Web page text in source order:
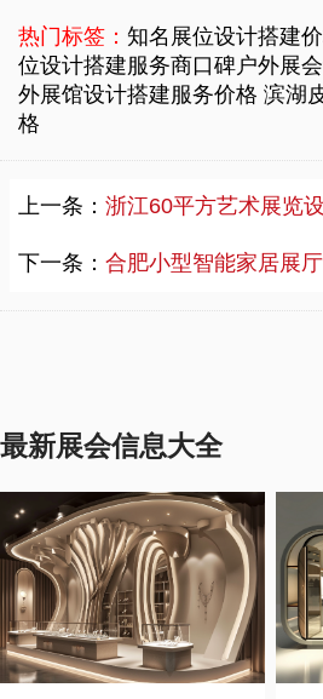
热门标签： 知名展位设计搭建
位设计搭建服务商口碑 户外展
外展馆设计搭建服务价格 滨湖
格
上一条： 浙江60平方艺术展览设计方案
下一条： 合肥小型智能家居展厅设计搭建施
最新展会信息大全